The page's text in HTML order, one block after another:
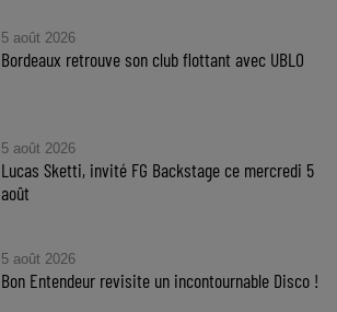
5 août 2026
Bordeaux retrouve son club flottant avec UBLO
5 août 2026
Lucas Sketti, invité FG Backstage ce mercredi 5
août
5 août 2026
Bon Entendeur revisite un incontournable Disco !